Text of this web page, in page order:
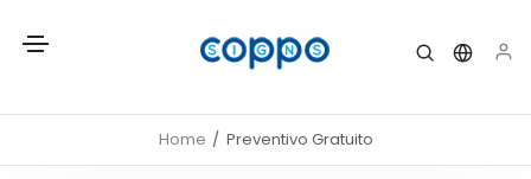
Home Preventivo Gratuito